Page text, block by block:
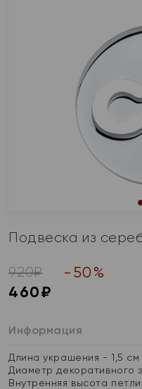
Подвеска из
920₽ - 50%
460₽
Информация
Длина украшения - 1,5 см
Диаметр декоративного
Внутренняя высота